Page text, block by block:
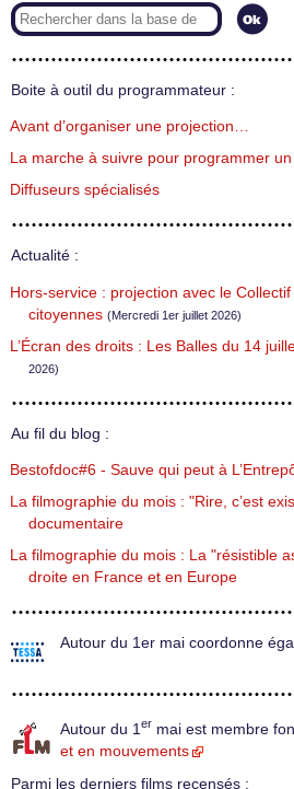
Boite à outil du programmateur :
Avant d’organiser une projection…
La marche à suivre pour programmer un
Diffuseurs spécialisés
Actualité :
Hors-service : projection avec le
citoyennes (Mercredi 1er juillet 2026)
L’Écran des droits : Les Balles du 14
2026)
Au fil du blog :
Bestofdoc#6 - Sauve qui peut à
La filmographie du mois : "Rire, c’est
documentaire
La filmographie du mois : La "résistible
droite en France et en Europe
Autour du 1er mai coordonne
Autour du 1 er mai est membre
et en mouvements
Parmi les derniers films recensés :